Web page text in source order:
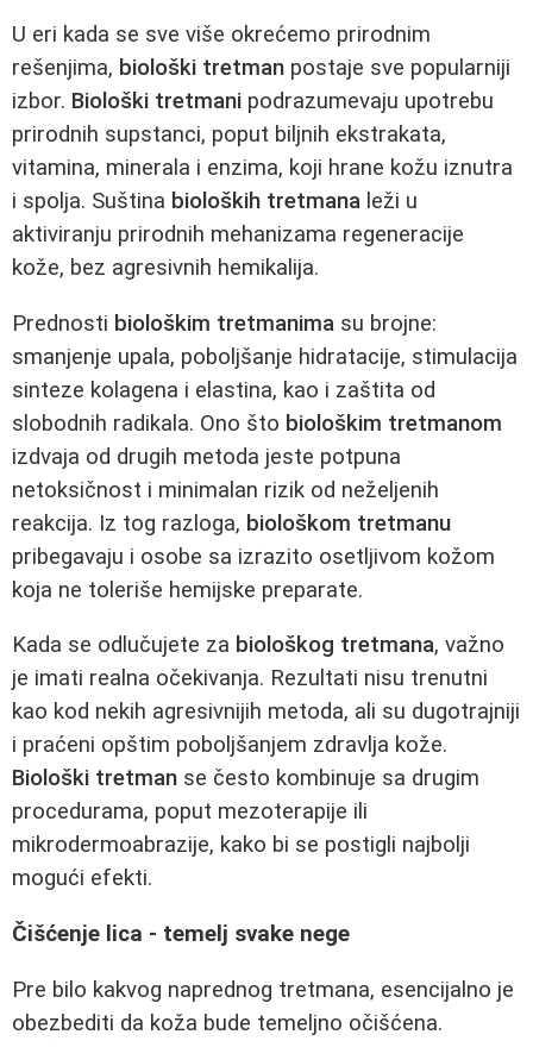
U eri kada se sve više okrećemo prirodnim
rešenjima, biološki tretman postaje sve popularniji
izbor. Biološki tretmani podrazumevaju upotrebu
prirodnih supstanci, poput biljnih ekstrakata,
vitamina, minerala i enzima, koji hrane kožu iznutra
i spolja. Suština bioloških tretmana leži u
aktiviranju prirodnih mehanizama regeneracije
kože, bez agresivnih hemikalija.
Prednosti biološkim tretmanima su brojne:
smanjenje upala, poboljšanje hidratacije, stimulacija
sinteze kolagena i elastina, kao i zaštita od
slobodnih radikala. Ono što biološkim tretmanom
izdvaja od drugih metoda jeste potpuna
netoksičnost i minimalan rizik od neželjenih
reakcija. Iz tog razloga, biološkom tretmanu
pribegavaju i osobe sa izrazito osetljivom kožom
koja ne toleriše hemijske preparate.
Kada se odlučujete za biološkog tretmana, važno
je imati realna očekivanja. Rezultati nisu trenutni
kao kod nekih agresivnijih metoda, ali su dugotrajniji
i praćeni opštim poboljšanjem zdravlja kože.
Biološki tretman se često kombinuje sa drugim
procedurama, poput mezoterapije ili
mikrodermoabrazije, kako bi se postigli najbolji
mogući efekti.
Čišćenje lica - temelj svake nege
Pre bilo kakvog naprednog tretmana, esencijalno je
obezbediti da koža bude temeljno očišćena.